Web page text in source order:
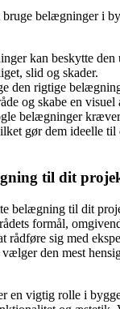
belægninger i
kan beskytte den
slid og skader.
den rigtige
og skabe en visuel
belægninger
gør dem ideelle til
til dit
belægning til dit
formål,
rådføre sig med
den mest
en vigtig rolle i